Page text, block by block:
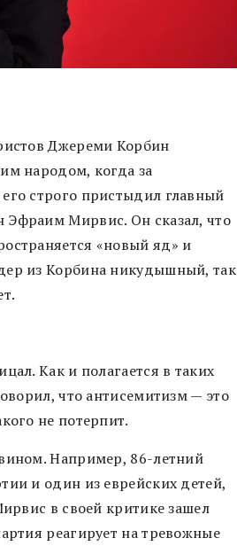
Джереми Корбин
народом, когда за
строго пристыдил главный
Эфраим Мирвис. Он сказал, что
«новый яд» и
из Корбина никудышный, так
Как и полагается в таких
что антисемитизм — это
не потерпит.
Например, 86-летний
и один из еврейских детей,
в своей критике зашел
реагирует на тревожные